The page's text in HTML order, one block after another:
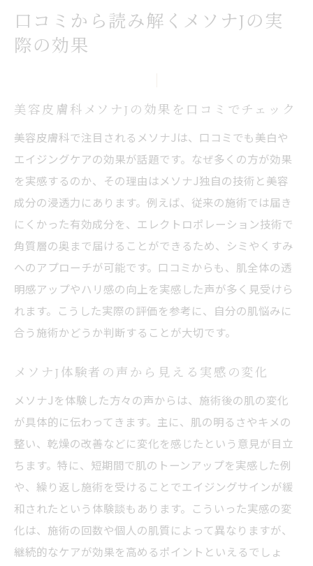
口コミから読み解くメソナJの実
際の効果
美容皮膚科メソナJの効果を口コミでチェック
美容皮膚科で注目されるメソナJは、口コミでも美白や
エイジングケアの効果が話題です。なぜ多くの方が効果
を実感するのか、その理由はメソナJ独自の技術と美容
成分の浸透力にあります。例えば、従来の施術では届き
にくかった有効成分を、エレクトロポレーション技術で
角質層の奥まで届けることができるため、シミやくすみ
へのアプローチが可能です。口コミからも、肌全体の透
明感アップやハリ感の向上を実感した声が多く見受けら
れます。こうした実際の評価を参考に、自分の肌悩みに
合う施術かどうか判断することが大切です。
メソナJ体験者の声から見える実感の変化
メソナJを体験した方々の声からは、施術後の肌の変化
が具体的に伝わってきます。主に、肌の明るさやキメの
整い、乾燥の改善などに変化を感じたという意見が目立
ちます。特に、短期間で肌のトーンアップを実感した例
や、繰り返し施術を受けることでエイジングサインが緩
和されたという体験談もあります。こういった実感の変
化は、施術の回数や個人の肌質によって異なりますが、
継続的なケアが効果を高めるポイントといえるでしょ